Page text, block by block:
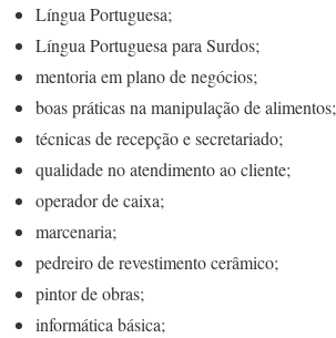
Língua Portuguesa;
Língua Portuguesa para Surdos;
mentoria em plano de negócios;
boas práticas na manipulação de alimentos;
técnicas de recepção e secretariado;
qualidade no atendimento ao cliente;
operador de caixa;
marcenaria;
pedreiro de revestimento cerâmico;
pintor de obras;
informática básica;